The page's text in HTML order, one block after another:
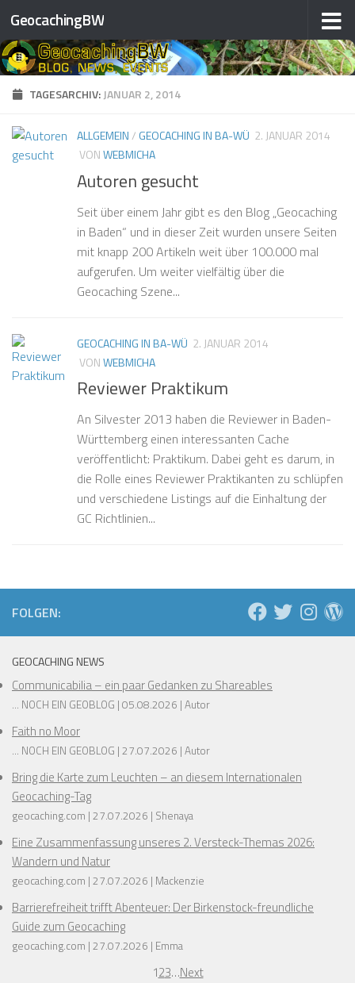
Zum Inhalt springen
GeocachingBW
TAGESARCHIV:JANUAR 2, 2014
ALLGEMEIN/ GEOCACHING IN BA-WÜ 2. JANUAR 2014
VONWEBMICHA
Autoren gesucht
Seit über einem Jahr gibt es den Blog „Geocaching
in Baden“ und in dieser Zeit wurden unsere Seiten
mit knapp 200 Artikeln weit über 100.000 mal
aufgerufen. Um weiter vielfältig über die
Geocaching Szene...
GEOCACHING IN BA-WÜ 2. JANUAR 2014
VONWEBMICHA
Reviewer Praktikum
An Silvester 2013 haben die Reviewer in Baden-
Württemberg einen interessanten Cache
veröffentlicht: Praktikum. Dabei geht es darum, in
die Rolle eines Reviewer Praktikanten zu schlüpfen
und verschiedene Listings auf die Einhaltung der
GC Richtlinien...
FOLGEN:
GEOCACHING NEWS
Communicabilia – ein paar Gedanken zu Shareables
... NOCH EIN GEOBLOG 05.08.2026 Autor
Faith no Moor
... NOCH EIN GEOBLOG 27.07.2026 Autor
Bring die Karte zum Leuchten – an diesem Internationalen
Geocaching-Tag
geocaching.com 27.07.2026 Shenaya
Eine Zusammenfassung unseres 2. Versteck-Themas 2026:
Wandern und Natur
geocaching.com 27.07.2026 Mackenzie
Barrierefreiheit trifft Abenteuer: Der Birkenstock-freundliche
Guide zum Geocaching
geocaching.com 27.07.2026 Emma
123…Next